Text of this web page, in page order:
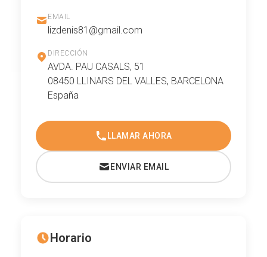
EMAIL
lizdenis81@gmail.com
DIRECCIÓN
AVDA. PAU CASALS, 51
08450 LLINARS DEL VALLES, BARCELONA
España
LLAMAR AHORA
ENVIAR EMAIL
Horario